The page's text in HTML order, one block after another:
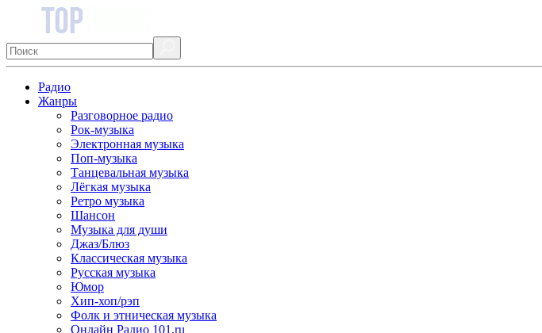
Радио
Жанры
Разговорное радио
Рок-музыка
Электронная музыка
Поп-музыка
Танцевальная музыка
Лёгкая музыка
Ретро музыка
Шансон
Музыка для души
Джаз/Блюз
Классическая музыка
Русская музыка
Юмор
Хип-хоп/рэп
Фолк и этническая музыка
Онлайн Радио 101.ru